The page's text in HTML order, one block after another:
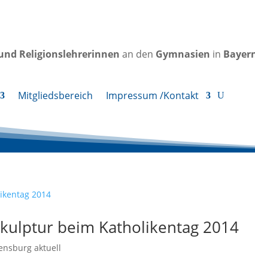
Religionslehrerinnen an den Gymnasien in
Mitgliedsbereich Impressum /Kontakt
beim Katholikentag 2014
aktuell